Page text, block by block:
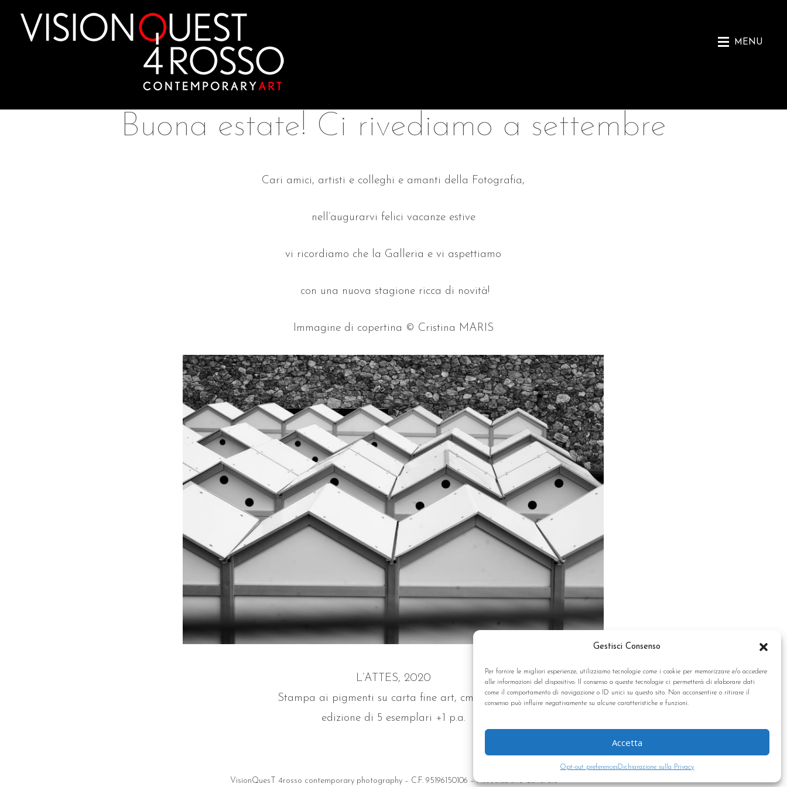
Gestisci Consenso
Per fornire le migliori esperienze, utilizziamo tecnologie come i cookie per memorizzare e/o accedere
alle informazioni del dispositivo. Il consenso a queste tecnologie ci permetterà di elaborare dati
come il comportamento di navigazione o ID unici su questo sito. Non acconsentire o ritirare il
consenso può influire negativamente su alcune caratteristiche e funzioni.
Accetta
Opt-out preferencesDichiarazione sulla Privacy
MENU
Buona estate! Ci rivediamo a settembre
Cari amici, artisti e colleghi e amanti della Fotografia,
nell’augurarvi felici vacanze estive
vi ricordiamo che la Galleria e vi aspettiamo
con una nuova stagione ricca di novità!
Immagine di copertina © Cristina MARIS
L’ATTES, 2020
Stampa ai pigmenti su carta fine art, cm 50×60
edizione di 5 esemplari +1 p.a.
VisionQuesT 4rosso contemporary photography – C.F. 95196150106 – Associazione Culturale